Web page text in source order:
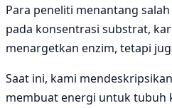
Para peneliti menantang
pada konsentrasi substrat,
menargetkan enzim, tetapi
Saat ini, kami
membuat energi untuk tubuh